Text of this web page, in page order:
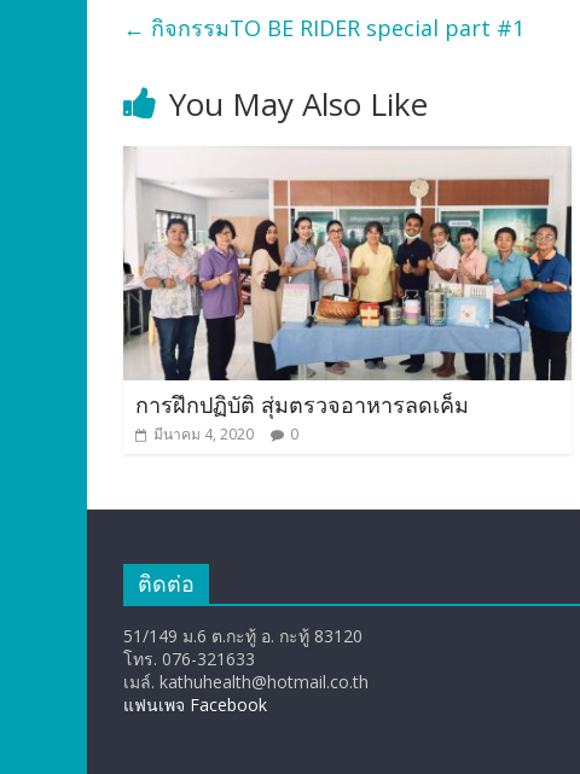
← กิจกรรมTO BE RIDER special part #1
You May Also Like
การฝึกปฏิบัติ สุ่มตรวจอาหารลดเค็ม
มีนาคม 4, 2020 0
ติดต่อ
51/149 ม.6 ต.กะทู้ อ. กะทู้ 83120
โทร. 076-321633
เมล์. kathuhealth@hotmail.co.th
แฟนเพจ Facebook